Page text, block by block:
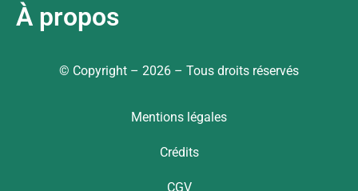
À propos
© Copyright – 2026 – Tous droits réservés
Mentions légales
Crédits
CGV